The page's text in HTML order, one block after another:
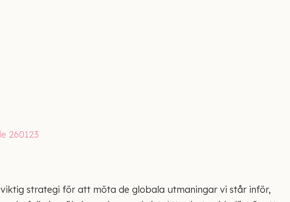
260123
strategi för att möta de globala utmaningar vi står inför,